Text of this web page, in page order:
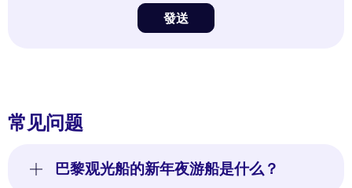
發送
常见问题
巴黎观光船的新年夜游船是什么？